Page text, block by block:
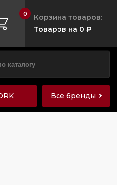
0
Корзина товаров:
Товаров на 0 ₽
Все бренды